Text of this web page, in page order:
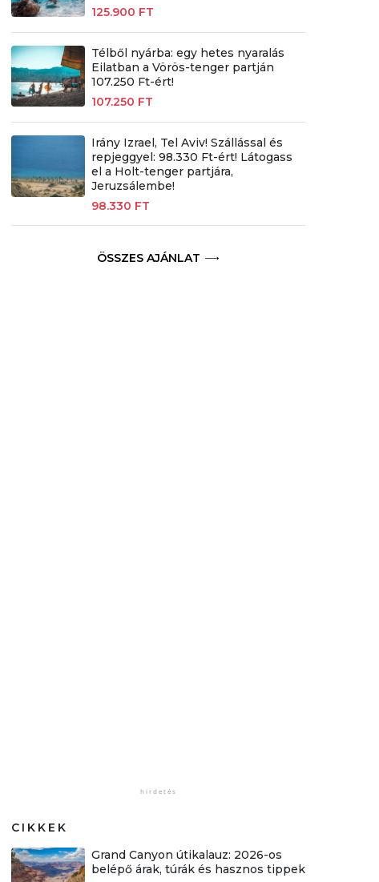
125.900 FT
Télből nyárba: egy hetes nyaralás
Eilatban a Vörös-tenger partján
107.250 Ft-ért!
107.250 FT
Irány Izrael, Tel Aviv! Szállással és
repjeggyel: 98.330 Ft-ért! Látogass
el a Holt-tenger partjára,
Jeruzsálembe!
98.330 FT
ÖSSZES AJÁNLAT
CIKKEK
Grand Canyon útikalauz: 2026-os
belépő árak, túrák és hasznos tippek